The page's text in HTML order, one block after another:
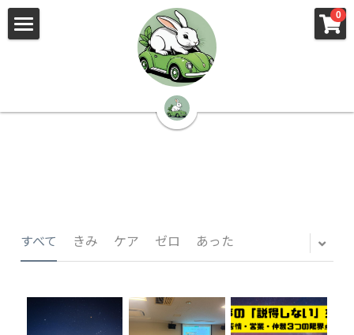
0
🌳株式会社 kibi🦉（トップ）
📰kibi log（ブログ）
🏢会社概要・プライバシーポリシー・プロフィ
📸Who am I?（プロフィール）
🏙️社員が防ぐ不正と犯罪
🙌自傷・他害・パニックは防げますか？
すべて きみ ケア ゼロ あった
×
ストアカテゴリー
すべてのカテゴリー
×
ブログカテゴリー